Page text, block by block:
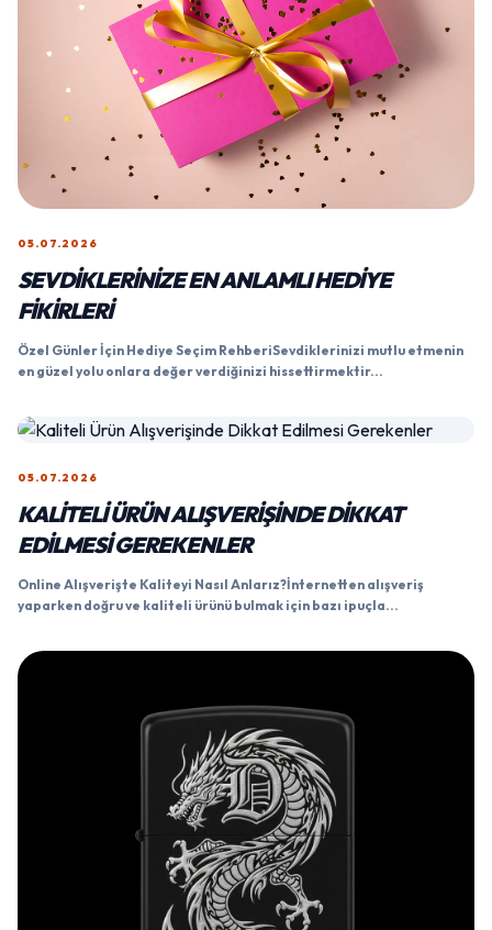
05.07.2026
SEVDIKLERINIZE EN ANLAMLI HEDIYE
FIKIRLERI
Özel Günler İçin Hediye Seçim RehberiSevdiklerinizi mutlu etmenin
en güzel yolu onlara değer verdiğinizi hissettirmektir...
05.07.2026
KALITELI ÜRÜN ALIŞVERIŞINDE DIKKAT
EDILMESI GEREKENLER
Online Alışverişte Kaliteyi Nasıl Anlarız?İnternetten alışveriş
yaparken doğru ve kaliteli ürünü bulmak için bazı ipuçla...